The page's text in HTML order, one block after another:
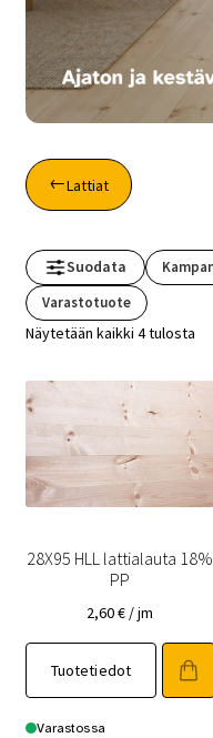
Lattiat
Suodata
Varastotuote
Näytetään kaikki 4 tulosta
28X95 HLL lattialauta 18%
PP
2,60€ / jm
Tuotetiedot
Varastossa